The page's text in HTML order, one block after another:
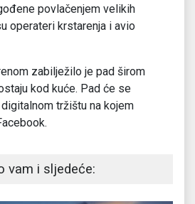
povlačenjem velikih
operateri krstarenja i avio
zabilježilo je pad širom
kod kuće. Pad će se
tržištu na kojem
vam i sljedeće: